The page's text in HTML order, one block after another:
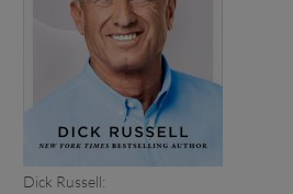
Dick Russell: